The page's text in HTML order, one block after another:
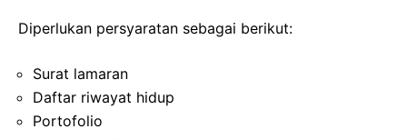
Diperlukan persyaratan sebagai berikut:
Surat lamaran
Daftar riwayat hidup
Portofolio